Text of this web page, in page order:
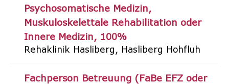
Psychosomatische Medizin,
Muskuloskelettale Rehabilitation oder
Innere Medizin
100%
Rehaklinik Hasliberg Hasliberg Hohfluh
Fachperson Betreuung (FaBe EFZ oder